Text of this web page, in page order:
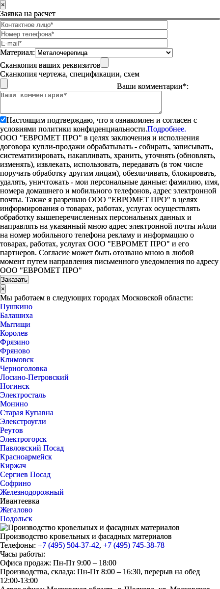
×
Заявка на расчет
Материал:
Сканкопия ваших реквизитов
Сканкопия чертежа, спецификации, схем
Ваши комментарии*:
Настоящим подтверждаю, что я ознакомлен и согласен с
условиями политики конфиденциальности.Подробнее.
ООО "ЕВРОМЕТ ПРО" в целях заключения и исполнения
договора купли-продажи обрабатывать - собирать, записывать,
систематизировать, накапливать, хранить, уточнять (обновлять,
изменять), извлекать, использовать, передавать (в том числе
поручать обработку другим лицам), обезличивать, блокировать,
удалять, уничтожать - мои персональные данные: фамилию, имя,
номера домашнего и мобильного телефонов, адрес электронной
почты. Также я разрешаю ООО "ЕВРОМЕТ ПРО" в целях
информирования о товарах, работах, услугах осуществлять
обработку вышеперечисленных персональных данных и
направлять на указанный мною адрес электронной почты и/или
на номер мобильного телефона рекламу и информацию о
товарах, работах, услугах ООО "ЕВРОМЕТ ПРО" и его
партнеров. Согласие может быть отозвано мною в любой
момент путем направления письменного уведомления по адресу
ООО "ЕВРОМЕТ ПРО"
×
Мы работаем в следующих городах Московской области:
Пушкино
Балашиха
Мытищи
Королев
Фрязино
Фряново
Климовск
Черноголовка
Лосино-Петровский
Ногинск
Электросталь
Монино
Старая Купавна
Элекстроугли
Реутов
Электрогорск
Павловский Посад
Красноармейск
Киржач
Сергиев Посад
Софрино
Железнодорожный
Ивантеевка
Жегалово
Подольск
Производство кровельных и фасадных материалов
Телефоны: +7 (495) 504-37-42, +7 (495) 745-38-78
Часы работы:
Офиса продаж: Пн-Пт 9:00 – 18:00
Производства, склада: Пн-Пт 8:00 – 16:30, перерыв на обед
12:00-13:00